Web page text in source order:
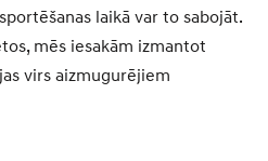
laikā var to sabojāt.
mēs iesakām izmantot
virs aizmugurējiem